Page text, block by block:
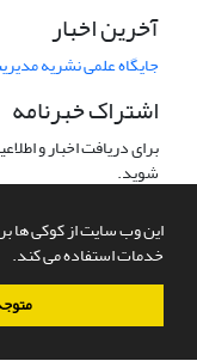
این وب سایت از کوکی ها
خدمات استفاده می کند.
آخرین اخبار
جایگاه علمی نشریه
اشتراک خبرنامه
برای دریافت اخبار و
شوید.
سامانه مدیریت نشریات